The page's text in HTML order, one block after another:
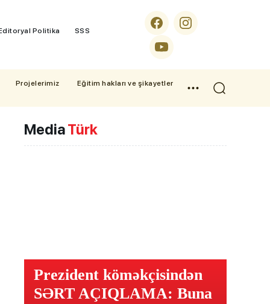
Politika
SSS
Projelerimiz
Eğitim hakları ve şikayetler
MediaTürk
Prezident köməkçisindən
SƏRT AÇIQLAMA: Buna